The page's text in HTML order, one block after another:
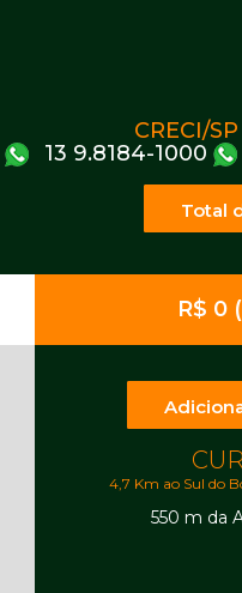
CRECI/
13 9.8184-1000
Total
R$ 0
4,7 Km ao Sul do
550 m da